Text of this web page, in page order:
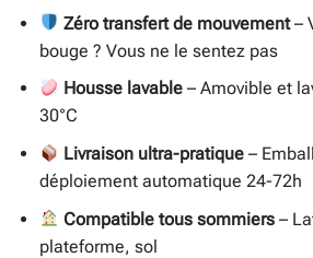
Zéro transfert de mouvement–
bouge ? Vous ne le sentez pas
Housse lavable – Amovible et
30°C
Livraison ultra-pratique –
déploiement automatique 24-72h
Compatible tous sommiers –
plateforme, sol